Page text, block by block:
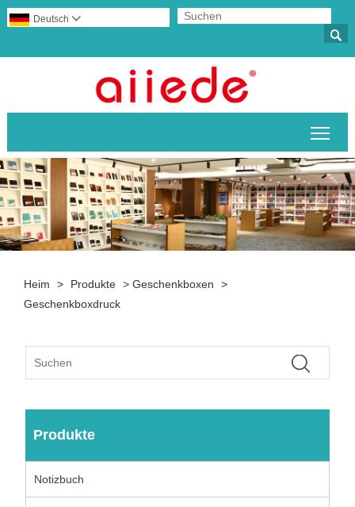

Deutsch 
Heim > Produkte >Geschenkboxen
>
Geschenkboxdruck
Produkte
Notizbuch